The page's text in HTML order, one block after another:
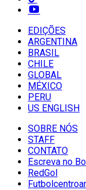
EDIÇÕES
ARGENTINA
BRASIL
CHILE
GLOBAL
MÉXICO
PERU
US ENGLISH
SOBRE NÓS
STAFF
CONTATO
Escreva no
RedGol